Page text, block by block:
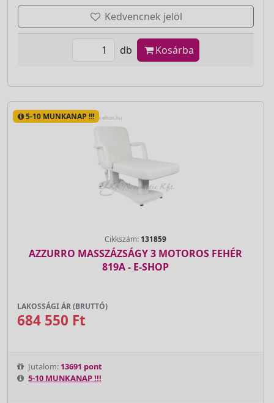
Kedvencnek jelöl
db Kosárba
5-10 MUNKANAP !!!
Cikkszám: 131859
AZZURRO MASSZÁZSÁGY 3 MOTOROS FEHÉR
819A - E-SHOP
LAKOSSÁGI ÁR (BRUTTÓ)
684 550 Ft
Jutalom: 13691 pont
5-10 MUNKANAP !!!